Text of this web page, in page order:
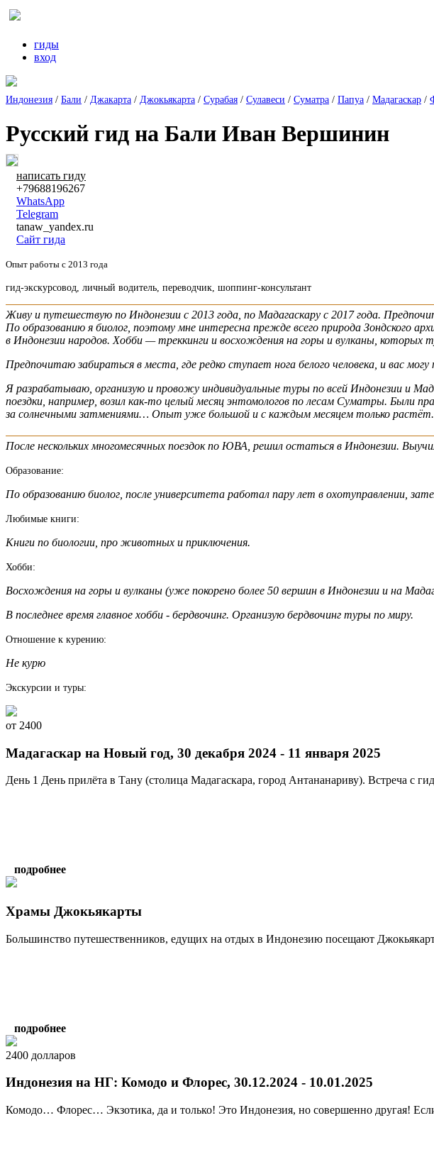
гиды
вход
Индонезия / Бали / Джакарта / Джокьякарта / Сурабая / Сулавеси / Суматра / Папуа / Мадагаскар /
Русский гид на Бали Иван Вершинин
написать гиду
+79688196267
WhatsApp
Telegram
tanaw_yandex.ru
Сайт гида
Опыт работы с 2013 года
гид-экскурсовод, личный водитель, переводчик, шоппинг-консультант
Живу и путешествую по Индонезии с 2013 года, по Мадагаскару с 2017 года.
По образованию я биолог, поэтому мне интересна прежде всего природа Зондского
в Индонезии народов. Хобби — треккинги и восхождения на горы и вулканы, которых
Предпочитаю забираться в места, где редко ступает нога белого человека, и вас
Я разрабатываю, организую и провожу индивидуальные туры по всей Индонезии и
поездки, например, возил как-то целый месяц энтомологов по лесам Суматры. Были
за солнечными затмениями… Опыт уже большой и с каждым месяцем только растёт.
После нескольких многомесячных поездок по ЮВА, решил остаться в Индонезии.
Образование:
По образованию биолог, после университета работал пару лет в охотуправлении,
Любимые книги:
Книги по биологии, про животных и приключения.
Хобби:
Восхождения на горы и вулканы (уже покорено более 50 вершин в Индонезии и на
В последнее время главное хобби - бердвочинг. Организую бердвочинг туры по миру.
Отношение к курению:
Не курю
Экскурсии и туры:
от 2400
Мадагаскар на Новый год, 30 декабря 2024 - 11 января 2025
День 1 День прилёта в Тану (столица Мадагаскара, город Антананариву). Встреча с
подробнее
Храмы Джокьякарты
Большинство путешественников, едущих на отдых в Индонезию посещают
подробнее
2400 долларов
Индонезия на НГ: Комодо и Флорес, 30.12.2024 - 10.01.2025
Комодо… Флорес… Экзотика, да и только! Это Индонезия, но совершенно другая!